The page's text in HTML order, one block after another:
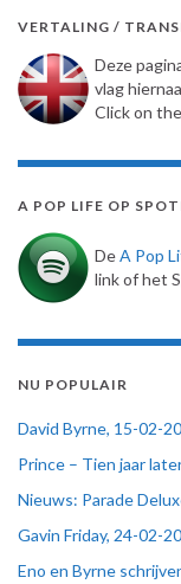
VERTALING /
Deze
vlag
Click on
A POP LIFE OP
DeA Pop
link of het
NU POPULAIR
David Byrne, 15-02-
Prince – Tien jaar
Nieuws: Parade
Gavin Friday, 24-02-
Eno en Byrne